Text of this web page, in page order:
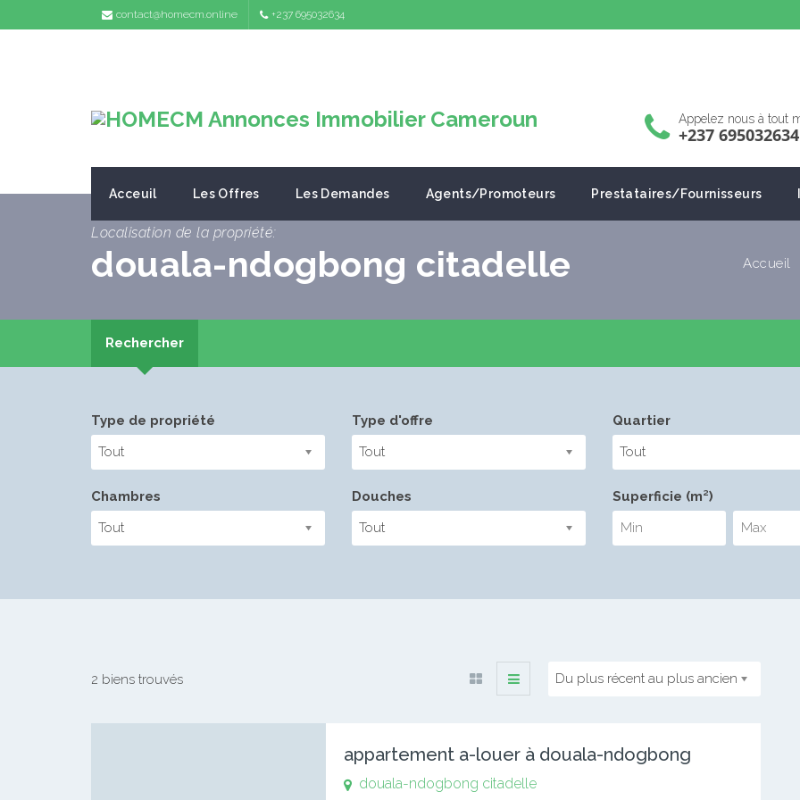
contact@homecm.online +237 695032634
Appelez nous à tout
+237 695032634
Acceuil Les Offres Les Demandes Agents/Promoteurs Prestataires/Fournisseurs
Localisation de la propriété:
douala-ndogbong citadelle Accueil
Rechercher
Type de propriété
Tout
Type d'offre
Tout
Quartier
Tout
Chambres
Tout
Douches
Tout
Superficie (m²)
2 biens trouvés Du plus récent au plus ancien
appartement a-louer à douala-ndogbong
douala-ndogbong citadelle